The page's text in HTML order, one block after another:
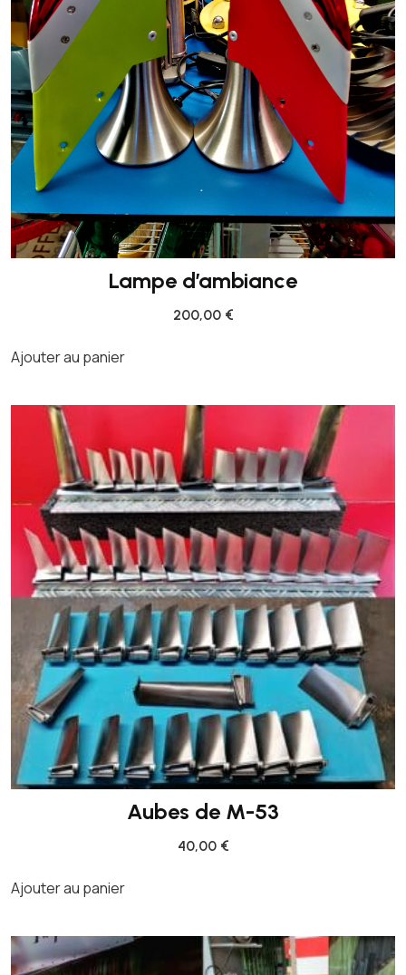
Lampe d’ambiance
200,00 €
Ajouter au panier
Aubes de M-53
40,00 €
Ajouter au panier